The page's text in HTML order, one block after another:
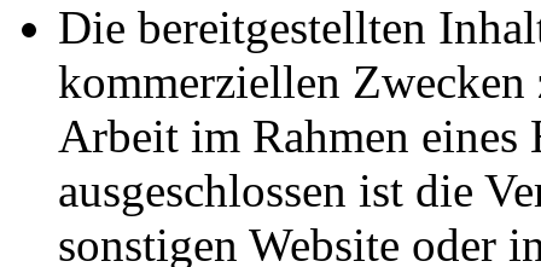
Die bereitgestellten
kommerziellen
Arbeit im Rahmen eines
ausgeschlossen ist die
sonstigen Website oder